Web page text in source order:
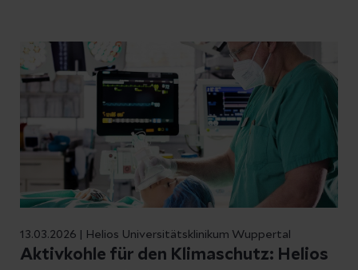
13.03.2026 | Helios Universitätsklinikum Wuppertal
Aktivkohle für den Klimaschutz: Helios